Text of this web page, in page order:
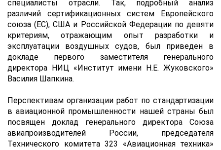
специалисты отрасли. Так, подробный анализ
различий сертификационных систем Европейского
союза (ЕС), США и Российской Федерации по девяти
критериям, отражающим опыт разработки и
эксплуатации воздушных судов, был приведен в
докладе первого заместителя генерального
директора НИЦ «Институт имени Н.Е. Жуковского»
Василия Шапкина.
Перспективам организации работ по стандартизации
в авиационной промышленности нашей страны был
посвящен доклад генерального директора Союза
авиапроизводителей России, председателя
Технического комитета 323 «Авиационная техника»